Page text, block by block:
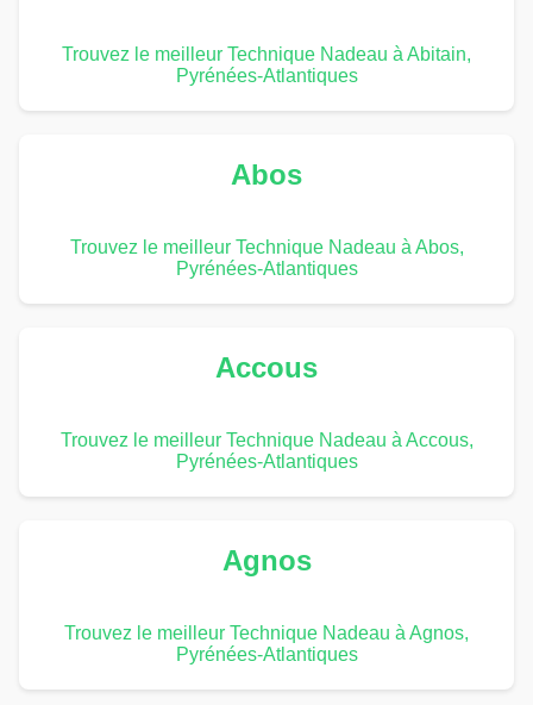
Trouvez le meilleur Technique Nadeau à Abitain,
Pyrénées-Atlantiques
Abos
Trouvez le meilleur Technique Nadeau à Abos,
Pyrénées-Atlantiques
Accous
Trouvez le meilleur Technique Nadeau à Accous,
Pyrénées-Atlantiques
Agnos
Trouvez le meilleur Technique Nadeau à Agnos,
Pyrénées-Atlantiques